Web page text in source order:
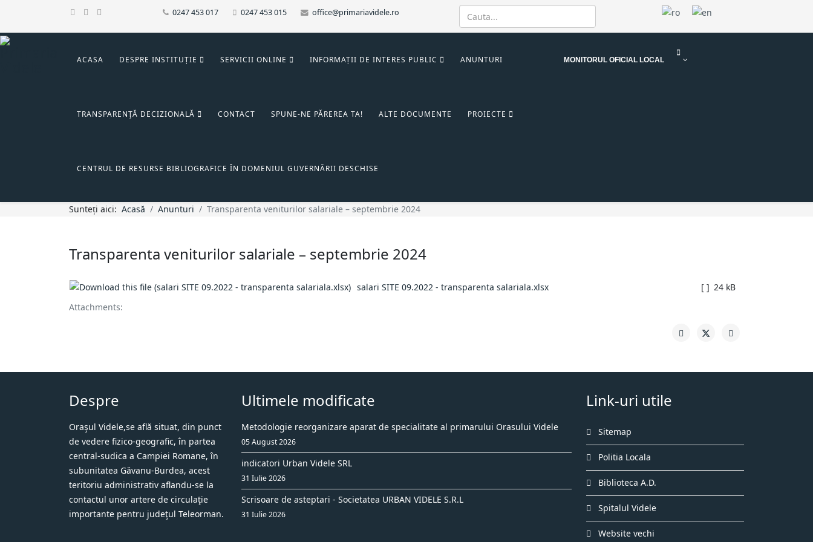
0247 453 017 0247 453 015 office@primariavidele.ro
ACASA DESPRE INSTITUȚIE SERVICII ONLINE INFORMAȚII DE INTERES PUBLIC ANUNTURI
TRANSPARENŢĂ DECIZIONALĂ CONTACT SPUNE-NE PĂREREA TA! ALTE DOCUMENTE PROIECTE
CENTRUL DE RESURSE BIBLIOGRAFICE ÎN DOMENIUL GUVERNĂRII DESCHISE
MONITORUL OFICIAL LOCAL
Sunteți aici: Acasă Anunturi Transparenta veniturilor salariale – septembrie 2024
Transparenta veniturilor salariale – septembrie 2024
Attachments:
salari SITE 09.2022 - transparenta salariala.xlsx [ ] 24 kB
Despre
Oraşul Videle,se află situat, din punct
de vedere fizico-geografic, în partea
central-sudica a Campiei Romane, în
subunitatea Găvanu-Burdea, acest
teritoriu administrativ aflandu-se la
contactul unor artere de circulaţie
importante pentru judeţul Teleorman.
Ultimele modificate
Metodologie reorganizare aparat de specialitate al primarului Orasului Videle
05 August 2026
indicatori Urban Videle SRL
31 Iulie 2026
Scrisoare de asteptari - Societatea URBAN VIDELE S.R.L
31 Iulie 2026
Link-uri utile
Sitemap
Politia Locala
Biblioteca A.D.
Spitalul Videle
Website vechi